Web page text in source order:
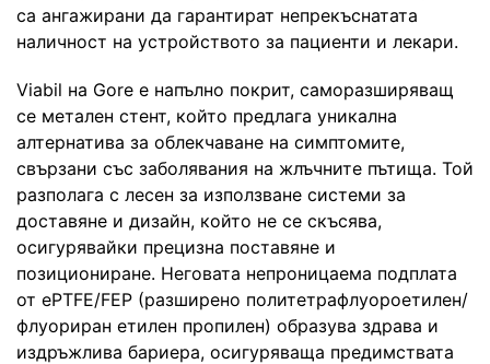
са ангажирани да гарантират непрекъснатата
наличност на устройството за пациенти и лекари.
Viabil на Gore е напълно покрит, саморазширяващ
се метален стент, който предлага уникална
алтернатива за облекчаване на симптомите,
свързани със заболявания на жлъчните пътища. Той
разполага с лесен за използване системи за
доставяне и дизайн, който не се скъсява,
осигурявайки прецизна поставяне и
позициониране. Неговата непроницаема подплата
от ePTFE/FEP (разширено политетрафлуороетилен/
флуориран етилен пропилен) образува здрава и
издръжлива бариера, осигуряваща предимствата